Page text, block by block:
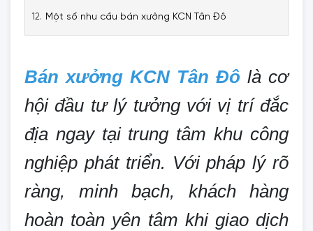
Một số nhu cầu bán xưởng KCN Tân Đô
Bán xưởng KCN Tân Đô là cơ
hội đầu tư lý tưởng với vị trí đắc
địa ngay tại trung tâm khu công
nghiệp phát triển. Với pháp lý rõ
ràng, minh bạch, khách hàng
hoàn toàn yên tâm khi giao dịch